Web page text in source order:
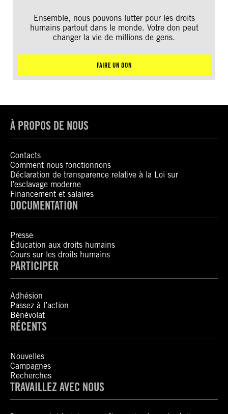
Ensemble, nous pouvons lutter pour les droits
humains partout dans le monde. Votre don peut
changer la vie de millions de gens.
FAIRE UN DON
À PROPOS DE NOUS
Contacts
Comment nous fonctionnons
Déclaration de transparence relative à la Loi sur
l’esclavage moderne
Financement et salaires
DOCUMENTATION
Presse
Éducation aux droits humains
Cours sur les droits humains
PARTICIPER
Adhésion
Passez à l’action
Bénévolat
RÉCENTS
Nouvelles
Campagnes
Recherches
TRAVAILLEZ AVEC NOUS